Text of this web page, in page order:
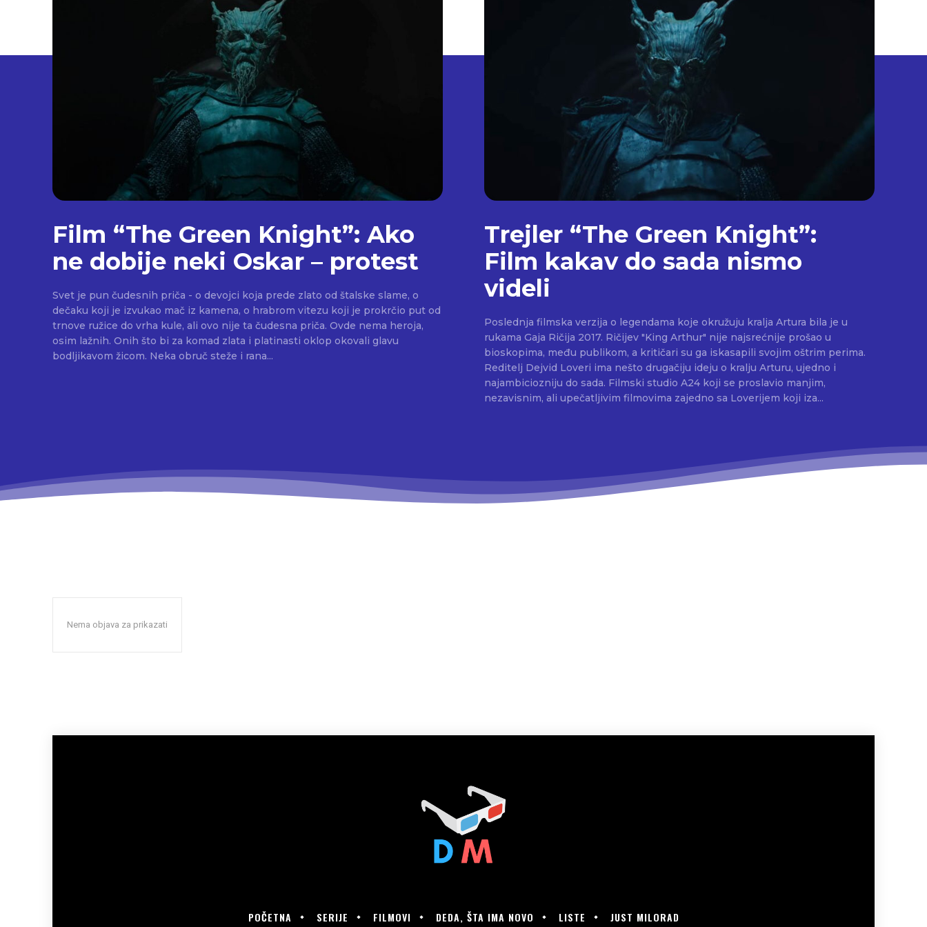
Film “The Green Knight”: Ako
ne dobije neki Oskar – protest
Svet je pun čudesnih priča - o devojci koja prede zlato od štalske slame, o
dečaku koji je izvukao mač iz kamena, o hrabrom vitezu koji je prokrčio put od
trnove ružice do vrha kule, ali ovo nije ta čudesna priča. Ovde nema heroja,
osim lažnih. Onih što bi za komad zlata i platinasti oklop okovali glavu
bodljikavom žicom. Neka obruč steže i rana...
Trejler “The Green Knight”:
Film kakav do sada nismo
videli
Poslednja filmska verzija o legendama koje okružuju kralja Artura bila je u
rukama Gaja Ričija 2017. Ričijev "King Arthur" nije najsrećnije prošao u
bioskopima, među publikom, a kritičari su ga iskasapili svojim oštrim perima.
Reditelj Dejvid Loveri ima nešto drugačiju ideju o kralju Arturu, ujedno i
najambiciozniju do sada. Filmski studio A24 koji se proslavio manjim,
nezavisnim, ali upečatljivim filmovima zajedno sa Loverijem koji iza...
Nema objava za prikazati
POČETNA SERIJE FILMOVI DEDA, ŠTA IMA NOVO LISTE JUST MILORAD